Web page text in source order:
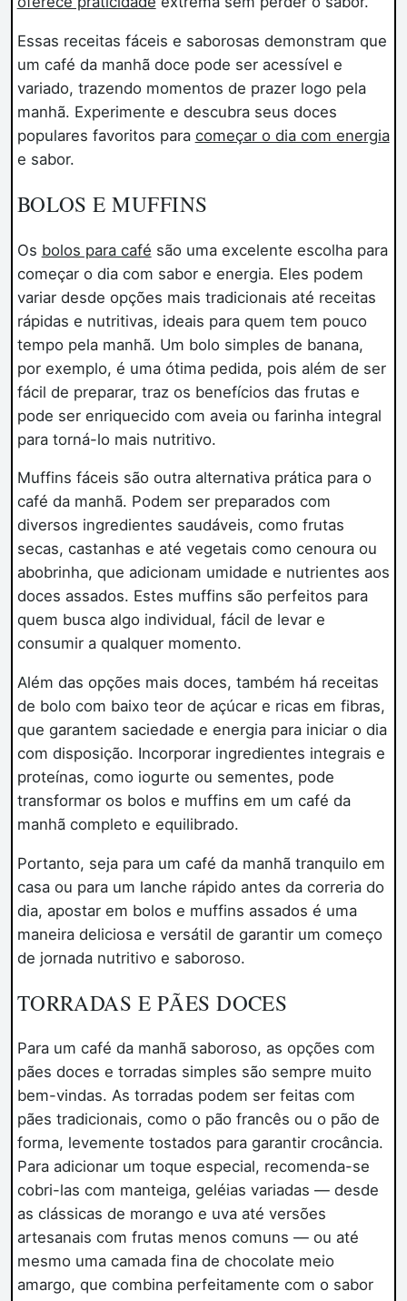
Essas receitas fáceis e saborosas demonstram que
um café da manhã doce pode ser acessível e
variado, trazendo momentos de prazer logo pela
manhã. Experimente e descubra seus doces
populares favoritos para começar o dia com energia
e sabor.
BOLOS E MUFFINS
Os bolos para café são uma excelente escolha para
começar o dia com sabor e energia. Eles podem
variar desde opções mais tradicionais até receitas
rápidas e nutritivas, ideais para quem tem pouco
tempo pela manhã. Um bolo simples de banana,
por exemplo, é uma ótima pedida, pois além de ser
fácil de preparar, traz os benefícios das frutas e
pode ser enriquecido com aveia ou farinha integral
para torná-lo mais nutritivo.
Muffins fáceis são outra alternativa prática para o
café da manhã. Podem ser preparados com
diversos ingredientes saudáveis, como frutas
secas, castanhas e até vegetais como cenoura ou
abobrinha, que adicionam umidade e nutrientes aos
doces assados. Estes muffins são perfeitos para
quem busca algo individual, fácil de levar e
consumir a qualquer momento.
Além das opções mais doces, também há receitas
de bolo com baixo teor de açúcar e ricas em fibras,
que garantem saciedade e energia para iniciar o dia
com disposição. Incorporar ingredientes integrais e
proteínas, como iogurte ou sementes, pode
transformar os bolos e muffins em um café da
manhã completo e equilibrado.
Portanto, seja para um café da manhã tranquilo em
casa ou para um lanche rápido antes da correria do
dia, apostar em bolos e muffins assados é uma
maneira deliciosa e versátil de garantir um começo
de jornada nutritivo e saboroso.
TORRADAS E PÃES DOCES
Para um café da manhã saboroso, as opções com
pães doces e torradas simples são sempre muito
bem-vindas. As torradas podem ser feitas com
pães tradicionais, como o pão francês ou o pão de
forma, levemente tostados para garantir crocância.
Para adicionar um toque especial, recomenda-se
cobri-las com manteiga, geléias variadas — desde
as clássicas de morango e uva até versões
artesanais com frutas menos comuns — ou até
mesmo uma camada fina de chocolate meio
amargo, que combina perfeitamente com o sabor